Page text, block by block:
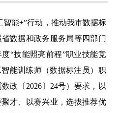
智能+”行动，推动我市数据标
数据和政务服务局等四部门
度“技能照亮前程”职业技能竞
能训练师（数据标注员）职
政〔2026〕24号）要求，以
才、以赛兴业，选拔推荐优